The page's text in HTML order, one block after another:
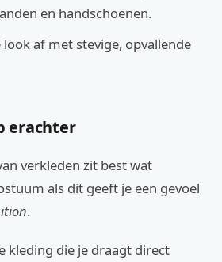
en handschoenen.
look af met stevige, opvallende
erachter
verkleden zit best wat
als dit geeft je een gevoel
.
kleding die je draagt direct